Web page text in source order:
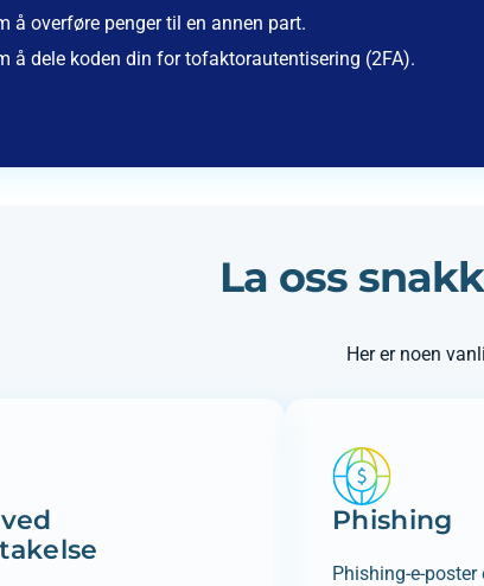
å overføre penger til en annen part.
å dele koden din for tofaktorautentisering (2FA).
La oss
Her er noen
Phishing
Phishing-e-poster